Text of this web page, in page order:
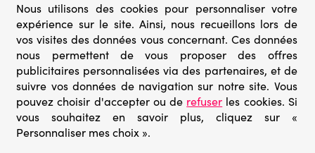
Catégories
› Marques
› Derniers arrivages
› Puzzles mystères
› Prix minis
© Go-puzzle.fr 2026 – Tous droits réservés
Nous utilisons des cookies pour personnaliser votre
expérience sur le site. Ainsi, nous recueillons lors de
vos visites des données vous concernant. Ces données
nous permettent de vous proposer des offres
publicitaires personnalisées via des partenaires, et de
suivre vos données de navigation sur notre site. Vous
pouvez choisir d'accepter ou de refuser les cookies. Si
vous souhaitez en savoir plus, cliquez sur «
Personnaliser mes choix ».